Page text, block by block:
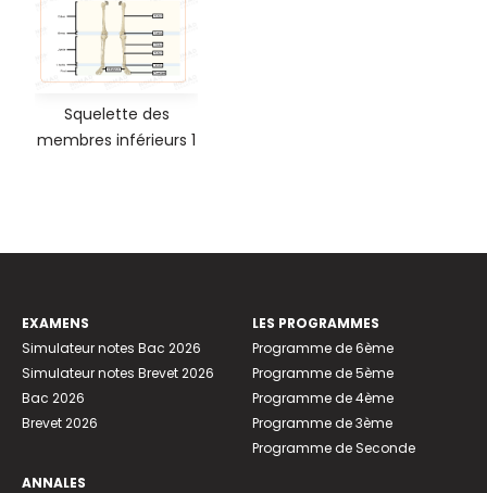
Squelette des
membres inférieurs 1
EXAMENS
Simulateur notes Bac 2026
Simulateur notes Brevet 2026
Bac 2026
Brevet 2026
ANNALES
LES PROGRAMMES
Programme de 6ème
Programme de 5ème
Programme de 4ème
Programme de 3ème
Programme de Seconde